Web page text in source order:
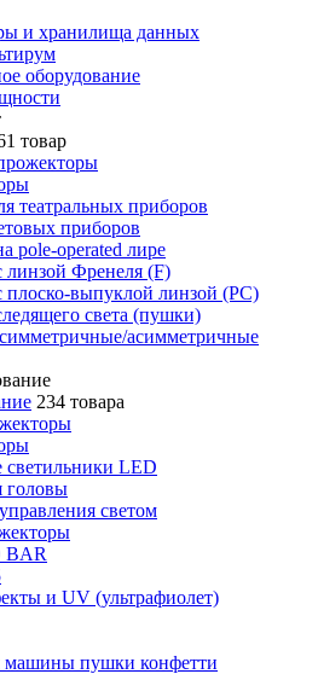
и хранилища данных
оборудование
товар
театральных приборов
приборов
pole-operated лире
Френеля (F)
выпуклой линзой (PC)
света (пушки)
асимметричные
234 товара
светильники LED
светом
BAR
и UV (ультрафиолет)
пушки конфетти